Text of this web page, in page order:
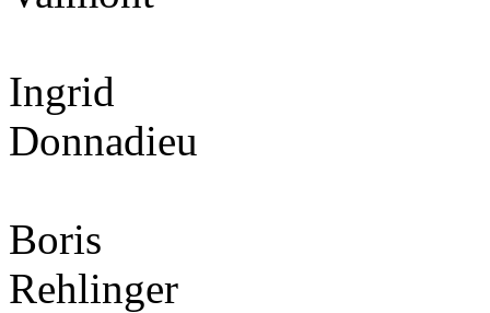
Ingrid
Donnadieu
Boris
Rehlinger